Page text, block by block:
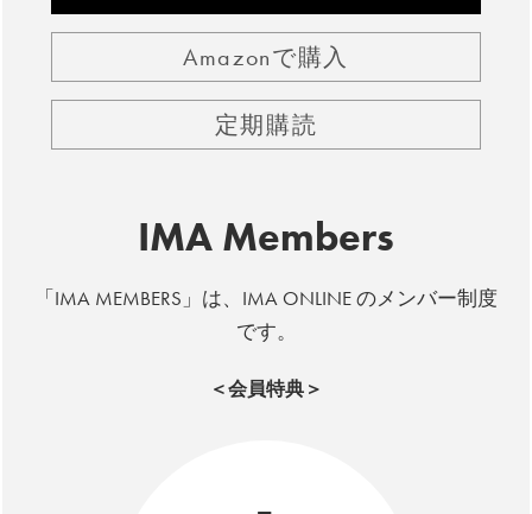
Amazonで購入
定期購読
IMA Members
「IMA MEMBERS」は、IMA ONLINE のメンバー制度
です。
＜会員特典＞